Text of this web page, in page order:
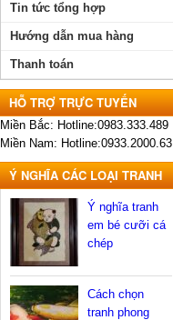
Tin tức tổng hợp
Hướng dẫn mua hàng
Thanh toán
HỖ TRỢ TRỰC TUYẾN
Miền Bắc: Hotline:0983.333.489
Miền Nam: Hotline:0933.2000.63
Ý NGHĨA CÁC LOẠI TRANH
Ý nghĩa tranh
em bé cưỡi cá
chép
Cách chọn
tranh phong